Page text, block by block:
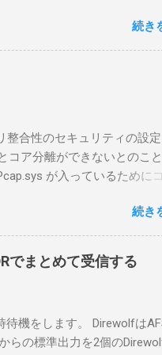
つながらなかった。という
解説を書いてみる。 基本的
である ICOMの無線機。 今
側) のWindows PC。 今回は
) の Windows PC。 今回は
たPC 操作側で音声を使っ
モート操作を行うソフトウ
トPCまでの流れはこの様に
とUSB Audio がつながっ
CI-Vでのコマンドが交換で
USB SerialなどのSerial port
Audioからの音声データは
ントPCでは、Remote Utility
続き
整合性のセキュリティの設
コア分離ができないとのこ
が入っているために
べながら実施しました。結
者権限でTerminalを実行し
が起動しました。
。 pnputil /enum-drivers >
記のよう場所があったので
{4d36e975-e325-11ce-
名者名: Microsoft Windows
続き
でまとめて受信する
機をします。 Direwolfは
らの標準出力を2個の